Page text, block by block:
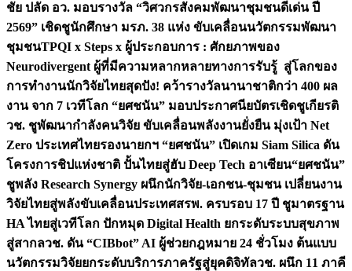
ชัย ปลัด อว. มอบรางวัล “วิศวกรสังคมพัฒนาชุมชนดีเด่น ปี
2569” เชิดชูนักศึกษา มรภ. 38 แห่ง ขับเคลื่อนนวัตกรรมพัฒนา
ชุมชนTPQI x Steps x ผู้ประกอบการ : ศักยภาพของ
Neurodivergent ผู้ที่มีความหลากหลายทางการรับรู้ สู่โลกของ
การทำงานนักวิจัยไทยสุดปัง! คว้ารางวัลนานาชาติกว่า 400 ผล
งาน จาก 7 เวทีโลก “ยศชนัน” มอบประกาศนียบัตรเชิดชูเกียรติ
วช. ชูพัฒนากำลังคนวิจัย ขับเคลื่อนพลังงานยั่งยืน มุ่งเป้า Net
Zero ประเทศไทยรองนายกฯ “ยศชนัน” เปิดเกม Siam Silica ดัน
โครงการชิปแห่งชาติ ปั้นไทยสู่ฮับ Deep Tech อาเซียน“ยศชนัน”
ชูพลัง Research Synergy ผนึกนักวิจัย-เอกชน-ชุมชน เปลี่ยนงาน
วิจัยไทยสู่พลังขับเคลื่อนประเทศสรพ. ครบรอบ 17 ปี ชูมาตรฐาน
HA ไทยสู่เวทีโลก ปักหมุด Digital Health ยกระดับระบบสุขภาพ
สู่สากลวช. ดัน “CIBbot” AI ผู้ช่วยกฎหมาย 24 ชั่วโมง ต้นแบบ
นวัตกรรมวิจัยยกระดับบริการภาครัฐสู่ยุคดิจิทัลวช. ผนึก 11 ภาคี